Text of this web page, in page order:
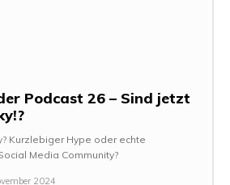
Podcast 26 – Sind jetzt
Kurzlebiger Hype oder echte
Media Community?
2024